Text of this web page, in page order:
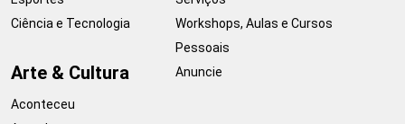
Ciência e Tecnologia
Arte & Cultura
Aconteceu
Workshops, Aulas e Cursos
Pessoais
Anuncie